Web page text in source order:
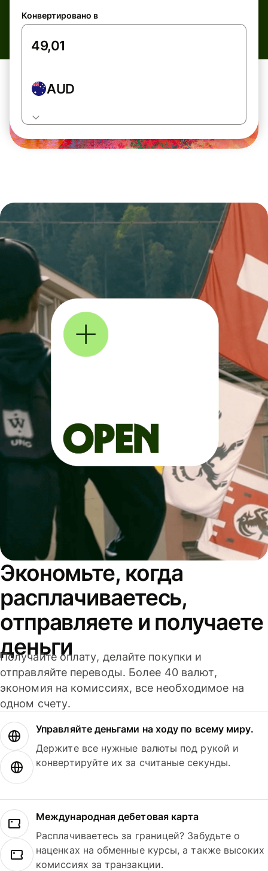
Конвертировано в
AUD
Экономьте, когда
расплачиваетесь,
отправляете и получаете
деньги
Получайте оплату, делайте покупки и
отправляйте переводы. Более 40 валют,
экономия на комиссиях, все необходимое на
одном счету.
Управляйте деньгами на ходу по всему миру.
Держите все нужные валюты под рукой и
конвертируйте их за считаные секунды.
Международная дебетовая карта
Расплачиваетесь за границей? Забудьте о
наценках на обменные курсы, а также высоких
комиссиях за транзакции.